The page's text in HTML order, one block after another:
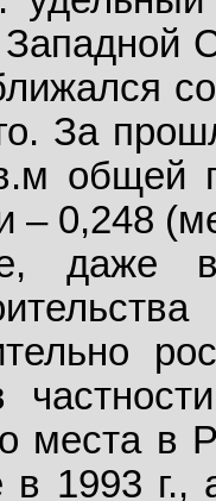
Западной
За
– 0,248
даже в
места в
в 1993